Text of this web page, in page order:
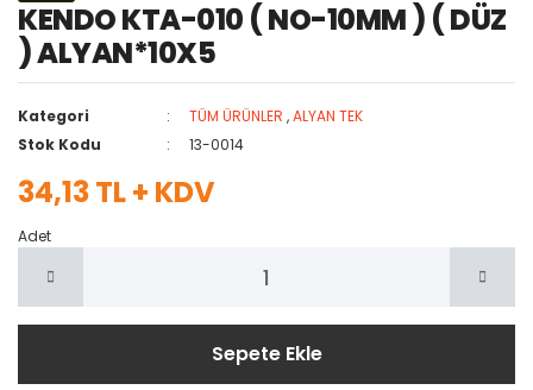
KENDO KTA-010 ( NO-10MM ) ( DÜZ
) ALYAN*10X5
Kategori TÜM ÜRÜNLER ,ALYAN TEK
Stok Kodu
13-0014
34,13 TL + KDV
Adet
Sepete Ekle